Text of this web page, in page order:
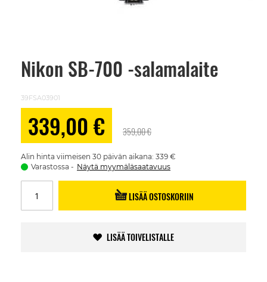
Nikon SB-700 -salamalaite
39FSA03901
339,00 € 359,00 €
Alin hinta viimeisen 30 päivän aikana: 339 €
Varastossa
Näytä myymäläsaatavuus
LISÄÄ OSTOSKORIIN
LISÄÄ TOIVELISTALLE
Skip
images
gallery